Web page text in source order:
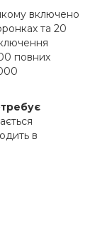
включено
та 20
повних
в